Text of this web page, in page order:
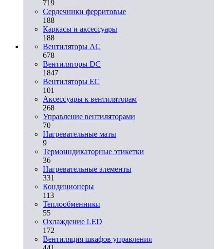
719
Сердечники ферритовые
188
Каркасы и аксессуары
188
Вентиляторы AC
678
Вентиляторы DC
1847
Вентиляторы EC
101
Аксессуары к вентиляторам
268
Управление вентиляторами
70
Нагревательные маты
9
Термоиндикаторные этикетки
36
Нагревательные элементы
331
Кондиционеры
113
Теплообменники
55
Охлаждение LED
172
Вентиляция шкафов управления